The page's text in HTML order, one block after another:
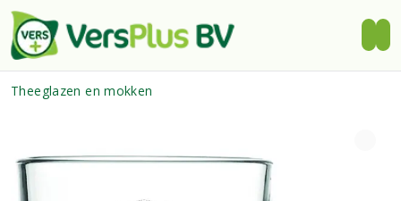
Theeglazen en mokken